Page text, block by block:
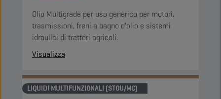
Olio Multigrade per uso generico per motori,
trasmissioni, freni a bagno d'olio e sistemi
idraulici di trattori agricoli.
Visualizza
LIQUIDI MULTIFUNZIONALI (STOU/MC)